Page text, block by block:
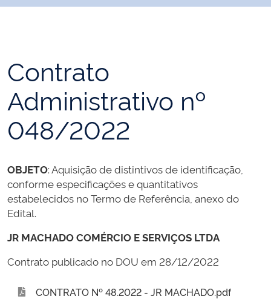
Contrato
Administrativo nº
048/2022
OBJETO: Aquisição de distintivos de identificação,
conforme especificações e quantitativos
estabelecidos no Termo de Referência, anexo do
Edital.
JR MACHADO COMÉRCIO E SERVIÇOS LTDA
Contrato publicado no DOU em 28/12/2022
CONTRATO Nº 48.2022 - JR MACHADO.pdf